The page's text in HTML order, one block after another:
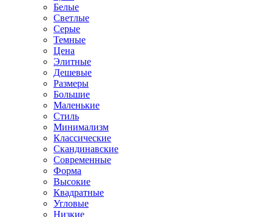
Белые
Светлые
Серые
Темные
Цена
Элитные
Дешевые
Размеры
Большие
Маленькие
Стиль
Минимализм
Классические
Скандинавские
Современные
Форма
Высокие
Квадратные
Угловые
Низкие